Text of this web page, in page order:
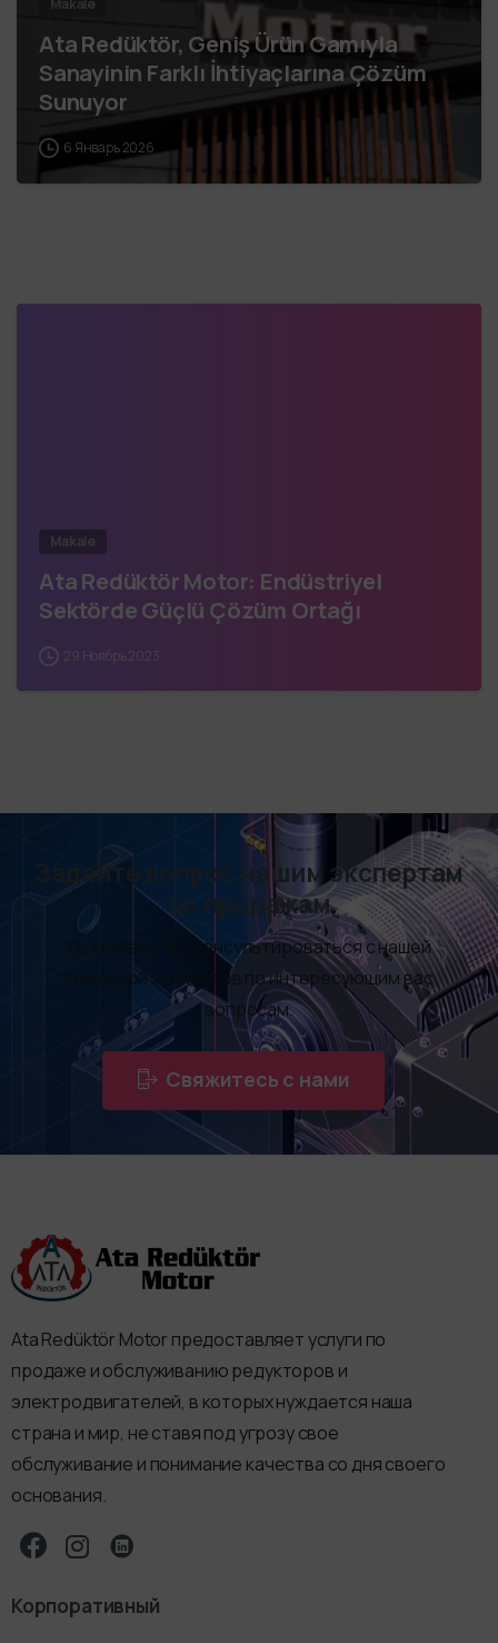
Makale
Ata Redüktör, Geniş Ürün Gamıyla
Sanayinin Farklı İhtiyaçlarına Çözüm
Sunuyor
6 Январь 2026
Makale
Ata Redüktör Motor: Endüstriyel
Sektörde Güçlü Çözüm Ortağı
29 Ноябрь 2023
Задайте вопрос нашим экспертам
по продажам
Вы можете проконсультироваться с нашей
командой экспертов по интересующим вас
вопросам.
Свяжитесь с нами
Ata Redüktör Motor предоставляет услуги по
продаже и обслуживанию редукторов и
электродвигателей, в которых нуждается наша
страна и мир, не ставя под угрозу свое
обслуживание и понимание качества со дня своего
основания.
Корпоративный